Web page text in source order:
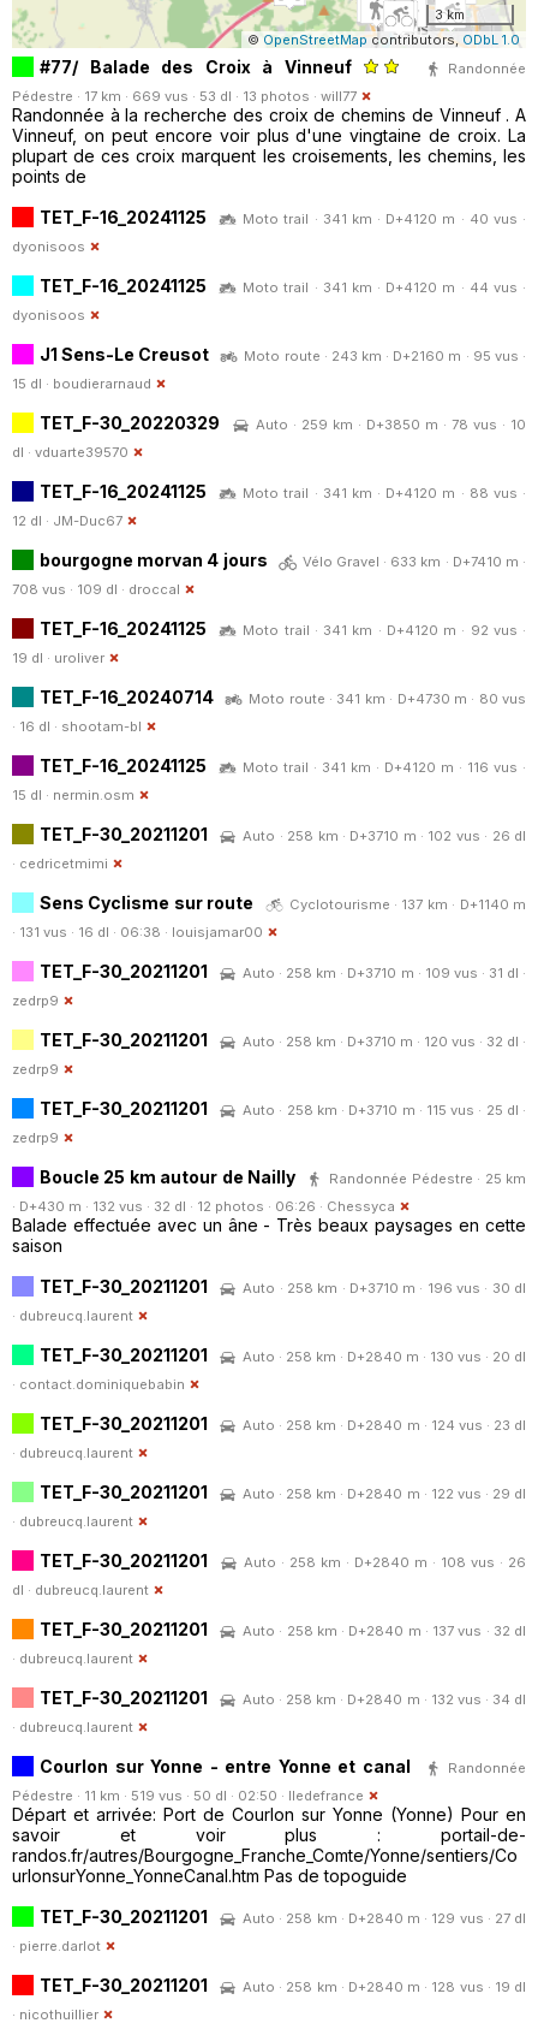
3 km
© OpenStreetMapcontributors, ODbL 1.0
#77/ Balade des Croix à Vinneuf
Randonnée
Pédestre · 17 km · 669 vus · 53 dl · 13 photos · will77
Randonnée à la recherche des croix de chemins de Vinneuf . A
Vinneuf, on peut encore voir plus d'une vingtaine de croix. La
plupart de ces croix marquent les croisements, les chemins, les
points de
TET_F-16_20241125
Moto trail · 341 km · D+4120 m · 40 vus ·
dyonisoos
TET_F-16_20241125
Moto trail · 341 km · D+4120 m · 44 vus ·
dyonisoos
J1 Sens-Le Creusot
Moto route · 243 km · D+2160 m · 95 vus ·
15 dl · boudierarnaud
TET_F-30_20220329
Auto · 259 km · D+3850 m · 78 vus · 10
dl · vduarte39570
TET_F-16_20241125
Moto trail · 341 km · D+4120 m · 88 vus ·
12 dl · JM-Duc67
bourgogne morvan 4 jours
Vélo Gravel · 633 km · D+7410 m ·
708 vus · 109 dl · droccal
TET_F-16_20241125
Moto trail · 341 km · D+4120 m · 92 vus ·
19 dl · uroliver
TET_F-16_20240714
Moto route · 341 km · D+4730 m · 80 vus
· 16 dl · shootam-bl
TET_F-16_20241125
Moto trail · 341 km · D+4120 m · 116 vus ·
15 dl · nermin.osm
TET_F-30_20211201
Auto · 258 km · D+3710 m · 102 vus · 26 dl
· cedricetmimi
Sens Cyclisme sur route
Cyclotourisme · 137 km · D+1140 m
· 131 vus · 16 dl · 06:38 · louisjamar00
TET_F-30_20211201
Auto · 258 km · D+3710 m · 109 vus · 31 dl ·
zedrp9
TET_F-30_20211201
Auto · 258 km · D+3710 m · 120 vus · 32 dl ·
zedrp9
TET_F-30_20211201
Auto · 258 km · D+3710 m · 115 vus · 25 dl ·
zedrp9
Boucle 25 km autour de Nailly
Randonnée Pédestre · 25 km
· D+430 m · 132 vus · 32 dl · 12 photos · 06:26 · Chessyca
Balade effectuée avec un âne - Très beaux paysages en cette
saison
TET_F-30_20211201
Auto · 258 km · D+3710 m · 196 vus · 30 dl
· dubreucq.laurent
TET_F-30_20211201
Auto · 258 km · D+2840 m · 130 vus · 20 dl
· contact.dominiquebabin
TET_F-30_20211201
Auto · 258 km · D+2840 m · 124 vus · 23 dl
· dubreucq.laurent
TET_F-30_20211201
Auto · 258 km · D+2840 m · 122 vus · 29 dl
· dubreucq.laurent
TET_F-30_20211201
Auto · 258 km · D+2840 m · 108 vus · 26
dl · dubreucq.laurent
TET_F-30_20211201
Auto · 258 km · D+2840 m · 137 vus · 32 dl
· dubreucq.laurent
TET_F-30_20211201
Auto · 258 km · D+2840 m · 132 vus · 34 dl
· dubreucq.laurent
Courlon sur Yonne - entre Yonne et canal
Randonnée
Pédestre · 11 km · 519 vus · 50 dl · 02:50 · Iledefrance
Départ et arrivée: Port de Courlon sur Yonne (Yonne) Pour en
savoir et voir plus : portail-de-
randos.fr/autres/Bourgogne_Franche_Comte/Yonne/sentiers/Co
urlonsurYonne_YonneCanal.htm Pas de topoguide
TET_F-30_20211201
Auto · 258 km · D+2840 m · 129 vus · 27 dl
· pierre.darlot
TET_F-30_20211201
Auto · 258 km · D+2840 m · 128 vus · 19 dl
· nicothuillier